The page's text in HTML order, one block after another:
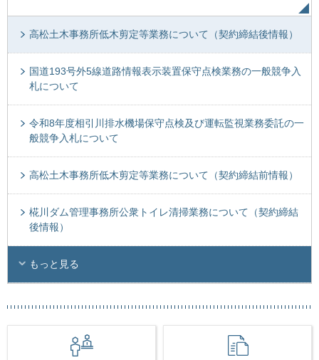
高松土木事務所低木剪定等業務について（契約締結後情報）
国道193号外5線道路情報表示装置保守点検業務の一般競争入
札について
令和8年度相引川排水機場保守点検及び運転監視業務委託の一
般競争入札について
高松土木事務所低木剪定等業務について（契約締結前情報）
椛川ダム管理事務所公衆トイレ清掃業務について（契約締結
後情報）
もっと見る